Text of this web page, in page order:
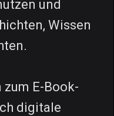
und
Wissen
E-Book-
digitale